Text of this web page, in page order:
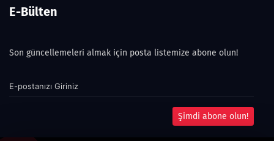
E-Bülten
Son güncellemeleri almak için posta listemize abone olun!
Şimdi abone olun!